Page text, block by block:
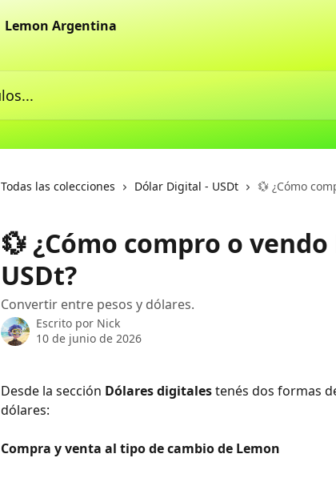
Todas las colecciones Dólar Digital - USDt 💱 ¿Cómo
💱 ¿Cómo compro o
USDt?
Convertir entre pesos y dólares.
Escrito por Nick
10 de junio de 2026
Desde la sección Dólares digitales tenés dos formas
dólares:
Compra y venta al tipo de cambio de Lemon